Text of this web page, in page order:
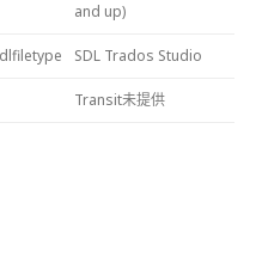
and up)
SDL Trados Studio
Transit未提供